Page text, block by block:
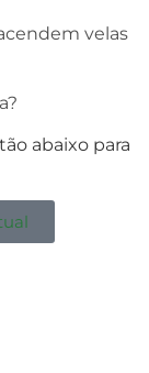
velas
abaixo para